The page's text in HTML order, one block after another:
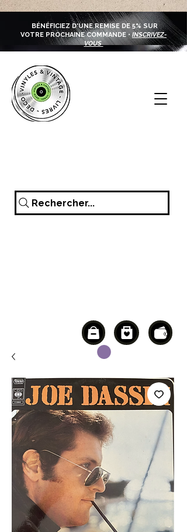
BÉNÉFICIEZ D'UNE REMISE DE 5% SUR
VOTRE PROCHAINE COMMANDE • INSCRIVEZ-
VOUS
Rechercher...